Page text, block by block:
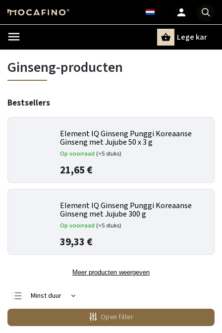
Lege kar
Ginseng-producten
Bestsellers
Element IQ Ginseng Punggi Koreaanse
Ginseng met Jujube 50 x 3 g
Op voorraad (>5 stuks)
21,65 €
Element IQ Ginseng Punggi Koreaanse
Ginseng met Jujube 300 g
Op voorraad (>5 stuks)
39,33 €
Meer producten weergeven
Minst duur
Duurste
Bestsellers
Open filter